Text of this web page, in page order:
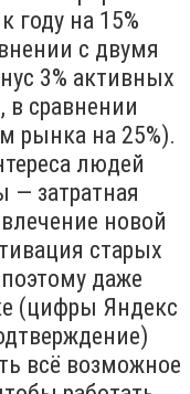
году на 15%
с двумя
3% активных
в сравнении
рынка на 25%).
людей
— затратная
новой
старых
даже
(цифры Яндекс
всё возможное